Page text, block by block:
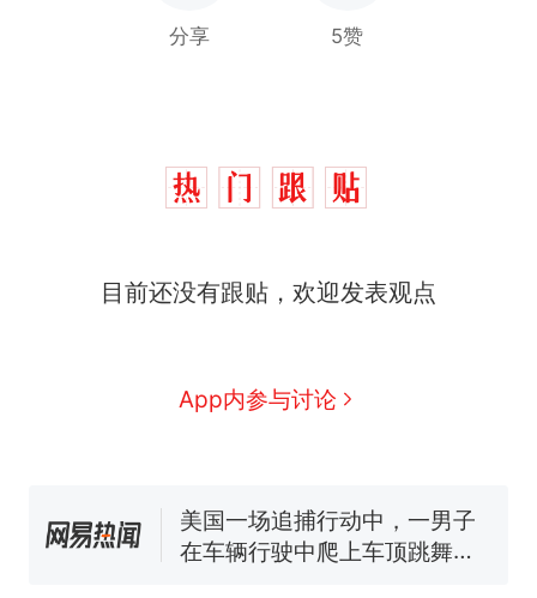
分享 5赞
目前还没有跟贴，欢迎发表观点
App内参与讨论
热 西班牙飞地休达边境，摩洛
洛哥涌入西班牙
号，仅凭视频评出？中国烹饪
协会回应
男子上山采菌偶然发现鸡枞菌
在车辆行驶中爬上车顶跳舞。
（新京报）
笔试第一被第二名传话劝弃考